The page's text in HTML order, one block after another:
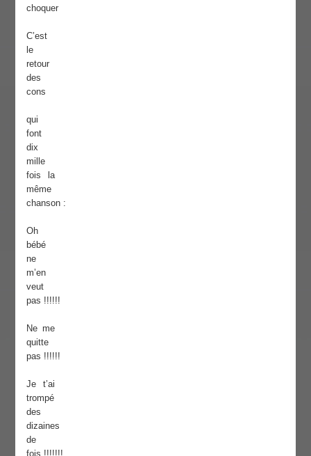
choquer
C’est
le
retour
des
cons
qui
font
dix
mille
fois la
même
chanson :
Oh
bébé
ne
m’en
veut
pas !!!!!!
Ne me
quitte
pas !!!!!!
Je t’ai
trompé
des
dizaines
de
fois !!!!!!!